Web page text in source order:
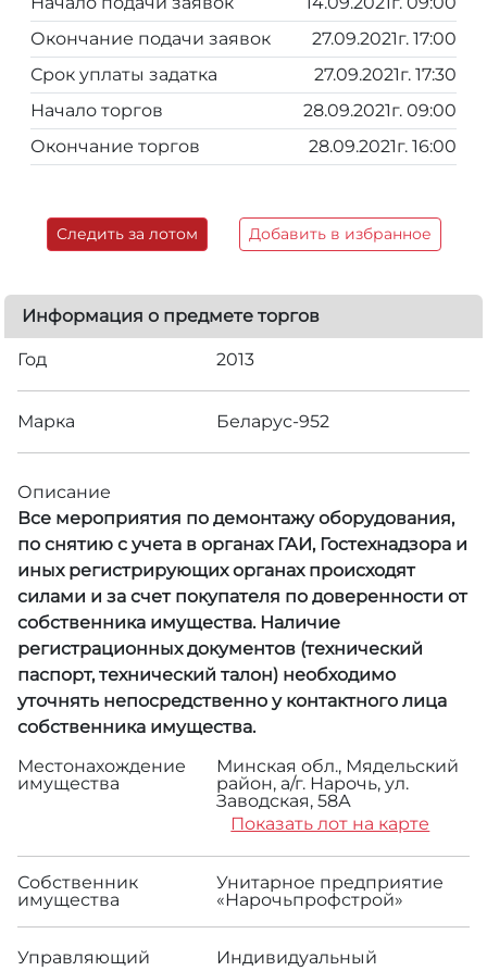
Окончание подачи заявок
27.09.2021г. 17:00
Срок уплаты задатка
27.09.2021г. 17:30
Начало торгов
28.09.2021г. 09:00
Окончание торгов
28.09.2021г. 16:00
Следить за лотом Добавить в избранное
Информация о предмете торгов
Год 2013
Марка Беларус-952
Описание
Все мероприятия по демонтажу оборудования,
по снятию с учета в органах ГАИ, Гостехнадзора и
иных регистрирующих органах происходят
силами и за счет покупателя по доверенности от
собственника имущества. Наличие
регистрационных документов (технический
паспорт, технический талон) необходимо
уточнять непосредственно у контактного лица
собственника имущества.
Местонахождение
имущества
Минская обл., Мядельский
район, а/г. Нарочь, ул.
Заводская, 58А
Показать лот на карте
Собственник
имущества
Унитарное предприятие
«Нарочьпрофстрой»
Управляющий
Индивидуальный